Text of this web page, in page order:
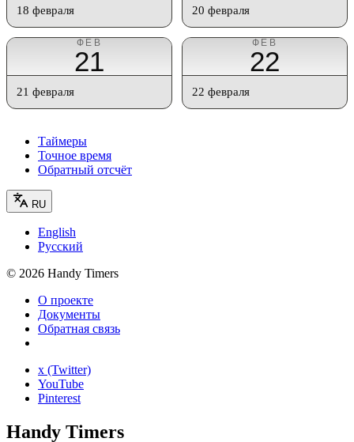
18 февраля 20 февраля
ФЕВ
21
21 февраля
ФЕВ
22
22 февраля
Таймеры
Точное время
Обратный отсчёт
RU
English
Русский
© 2026 Handy Timers
О проекте
Документы
Обратная связь
x (Twitter)
YouTube
Pinterest
Handy Timers